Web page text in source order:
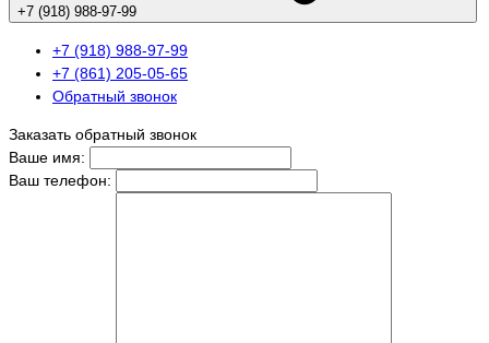
+7 (918) 988-97-99
+7 (918) 988-97-99
+7 (861) 205-05-65
Обратный звонок
Заказать обратный звонок
Ваше имя:
Ваш телефон: